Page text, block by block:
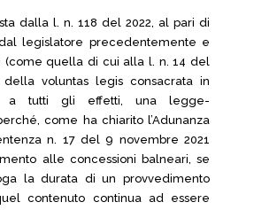
dalla l. n. 118 del 2022, al pari di
legislatore precedentemente e
(come quella di cui alla l. n. 14 del
della voluntas legis consacrata in
a tutti gli effetti, una legge-
come ha chiarito l’Adunanza
n. 17 del 9 novembre 2021
alle concessioni balneari, se
la durata di un provvedimento
contenuto continua ad essere